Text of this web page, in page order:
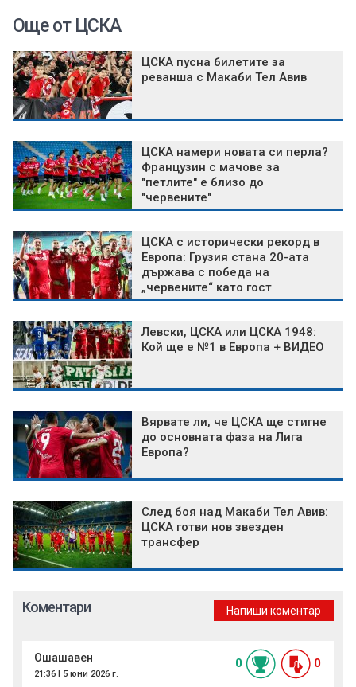
Още от ЦСКА
ЦСКА пусна билетите за
реванша с Макаби Тел Авив
ЦСКА намери новата си перла?
Французин с мачове за
"петлите" е близо до
"червените"
ЦСКА с исторически рекорд в
Европа: Грузия стана 20-ата
държава с победа на
„червените“ като гост
Левски, ЦСКА или ЦСКА 1948:
Кой ще е №1 в Европа + ВИДЕО
Вярвате ли, че ЦСКА ще стигне
до основната фаза на Лига
Европа?
След боя над Макаби Тел Авив:
ЦСКА готви нов звезден
трансфер
Коментари Напиши коментар
Ошашавен
21:36 | 5 юни 2026 г.
0 0